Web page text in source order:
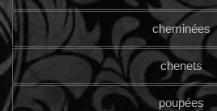
cheminées
chenets
poupées